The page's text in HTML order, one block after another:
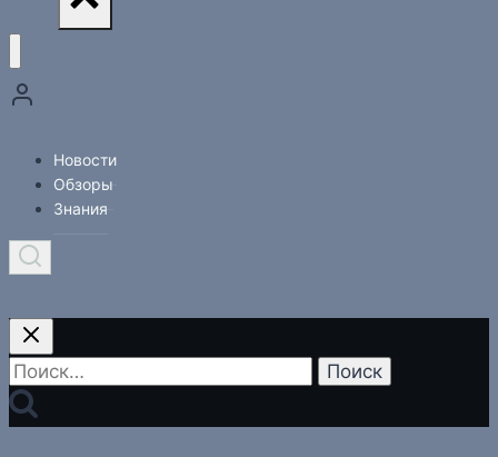
Новости
Обзоры
Знания
Найти: